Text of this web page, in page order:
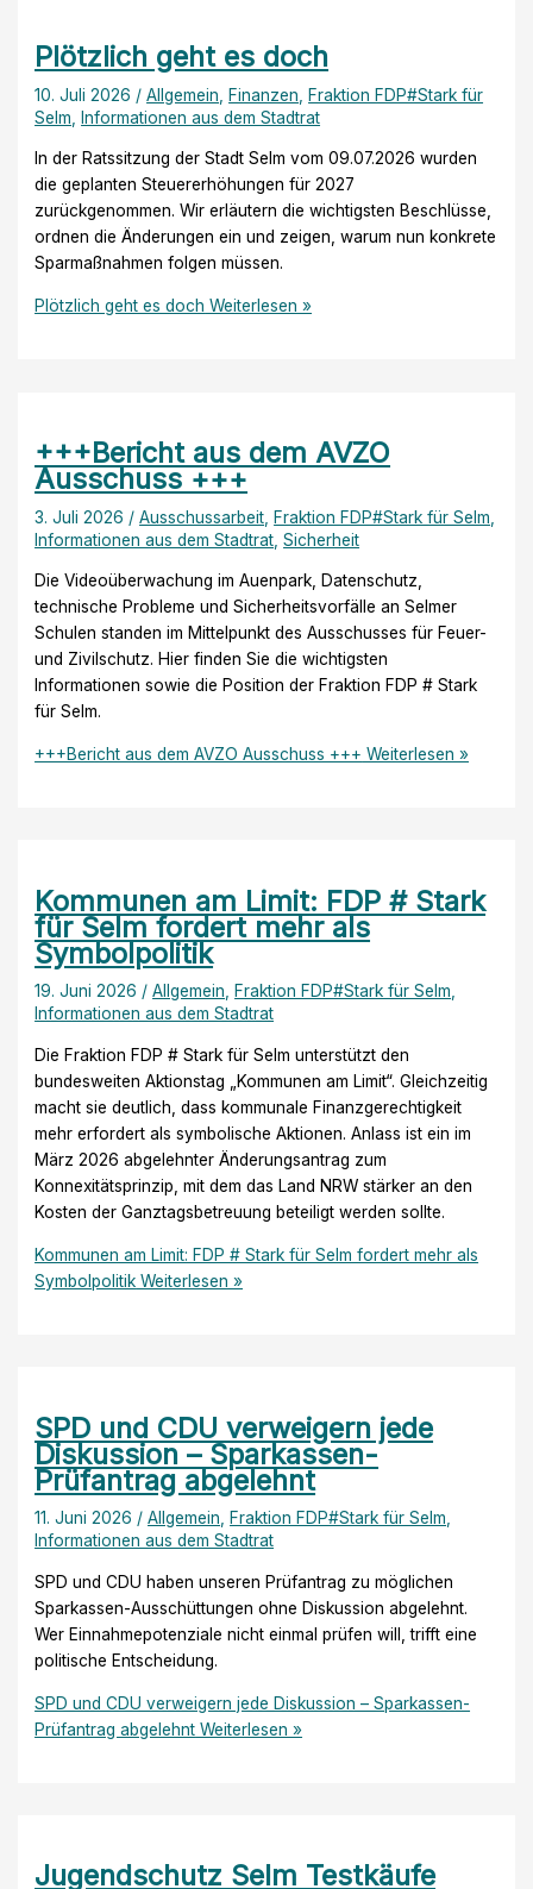
Plötzlich geht es doch
10. Juli 2026 /Allgemein Finanzen
Fraktion FDP#Stark für
Selm
Informationen aus dem Stadtrat
In der Ratssitzung der Stadt Selm vom 09.07.2026 wurden
die geplanten Steuererhöhungen für 2027
zurückgenommen. Wir erläutern die wichtigsten Beschlüsse,
ordnen die Änderungen ein und zeigen, warum nun konkrete
Sparmaßnahmen folgen müssen.
Plötzlich geht es doch Weiterlesen »
+++Bericht aus dem AVZO
Ausschuss +++
3. Juli 2026 /Ausschussarbeit ,Fraktion FDP#Stark für Selm
Informationen aus dem Stadtrat ,Sicherheit
Die Videoüberwachung im Auenpark, Datenschutz,
technische Probleme und Sicherheitsvorfälle an Selmer
Schulen standen im Mittelpunkt des Ausschusses für Feuer-
und Zivilschutz. Hier finden Sie die wichtigsten
Informationen sowie die Position der Fraktion FDP # Stark
für Selm.
+++Bericht aus dem AVZO Ausschuss +++ Weiterlesen »
Kommunen am Limit: FDP # Stark
für Selm fordert mehr als
Symbolpolitik
19. Juni 2026 /Allgemein, Fraktion FDP#Stark für Selm,
Informationen aus dem Stadtrat
Die Fraktion FDP # Stark für Selm unterstützt den
bundesweiten Aktionstag „Kommunen am Limit“. Gleichzeitig
macht sie deutlich, dass kommunale Finanzgerechtigkeit
mehr erfordert als symbolische Aktionen. Anlass ist ein im
März 2026 abgelehnter Änderungsantrag zum
Konnexitätsprinzip, mit dem das Land NRW stärker an den
Kosten der Ganztagsbetreuung beteiligt werden sollte.
Kommunen am Limit: FDP # Stark für Selm fordert mehr als
Symbolpolitik Weiterlesen »
SPD und CDU verweigern jede
Diskussion – Sparkassen-
Prüfantrag abgelehnt
11. Juni 2026 /Allgemein, Fraktion FDP#Stark für Selm,
Informationen aus dem Stadtrat
SPD und CDU haben unseren Prüfantrag zu möglichen
Sparkassen-Ausschüttungen ohne Diskussion abgelehnt.
Wer Einnahmepotenziale nicht einmal prüfen will, trifft eine
politische Entscheidung.
SPD und CDU verweigern jede Diskussion – Sparkassen-
Prüfantrag abgelehnt Weiterlesen »
Jugendschutz Selm Testkäufe